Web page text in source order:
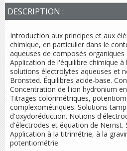
DESCRIPTION :
Introduction aux principes et aux
chimique, en particulier dans le
aqueuses de composés organiques
Application de l'équilibre chimique à
solutions électrolytes aqueuses et
Bronsted. Équilibres acide-base.
Concentration de l'ion hydronium
Titrages colorimétriques,
complexométriques. Solutions
d'oxydoréduction. Notions
d'électrodes et équation de Nernst.
Application à la titrimétrie, à la
potentiométrie.